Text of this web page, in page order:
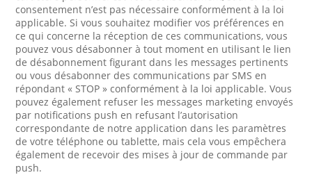
consentement n’est pas nécessaire conformément à la loi
applicable. Si vous souhaitez modifier vos préférences en
ce qui concerne la réception de ces communications, vous
pouvez vous désabonner à tout moment en utilisant le lien
de désabonnement figurant dans les messages pertinents
ou vous désabonner des communications par SMS en
répondant « STOP » conformément à la loi applicable. Vous
pouvez également refuser les messages marketing envoyés
par notifications push en refusant l’autorisation
correspondante de notre application dans les paramètres
de votre téléphone ou tablette, mais cela vous empêchera
également de recevoir des mises à jour de commande par
push.